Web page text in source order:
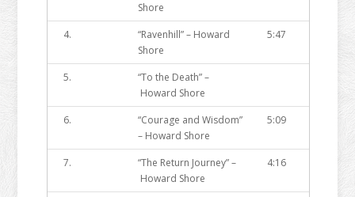
Shore
4.
“Ravenhill” – Howard
Shore
5:47
5.
“To the Death” –
Howard Shore
6.
“Courage and Wisdom”
– Howard Shore
5:09
7.
“The Return Journey” –
Howard Shore
4:16